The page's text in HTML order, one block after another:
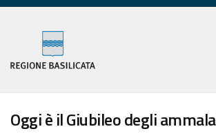
Oggi è il Giubileo degli